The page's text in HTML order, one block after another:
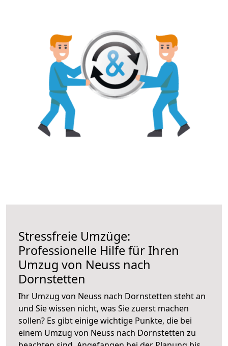
Stressfreie Umzüge:
Professionelle Hilfe für Ihren
Umzug von Neuss nach
Dornstetten
Ihr Umzug von Neuss nach Dornstetten steht an
und Sie wissen nicht, was Sie zuerst machen
sollen? Es gibt einige wichtige Punkte, die bei
einem Umzug von Neuss nach Dornstetten zu